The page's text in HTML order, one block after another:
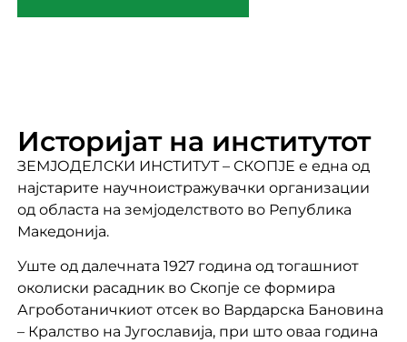
Историјат на институтот
ЗЕМЈОДЕЛСКИ ИНСТИТУТ – СКОПЈЕ е една од
најстарите научноистражувачки организации
од областа на земјоделството во Република
Македонија.
Уште од далечната 1927 година од тогашниот
околиски расадник во Скопје се формира
Агроботаничкиот отсек во Вардарска Бановина
– Кралство на Југославија, при што оваа година